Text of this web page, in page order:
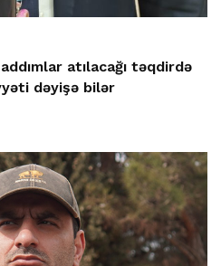
atılacağı təqdirdə
dəyişə bilər